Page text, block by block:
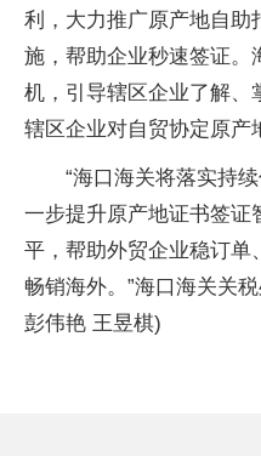
利，大力推广原产地自助
施，帮助企业秒速签证。
机，引导辖区企业了解、
辖区企业对自贸协定原产
“海口海关将落实持
一步提升原产地证书签证
平，帮助外贸企业稳订单
畅销海外。”海口海关关
彭伟艳 王昱棋)